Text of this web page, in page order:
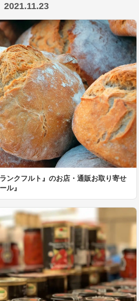
2021.11.23
ンクフルト』のお店・通販お取り寄せ
ル』